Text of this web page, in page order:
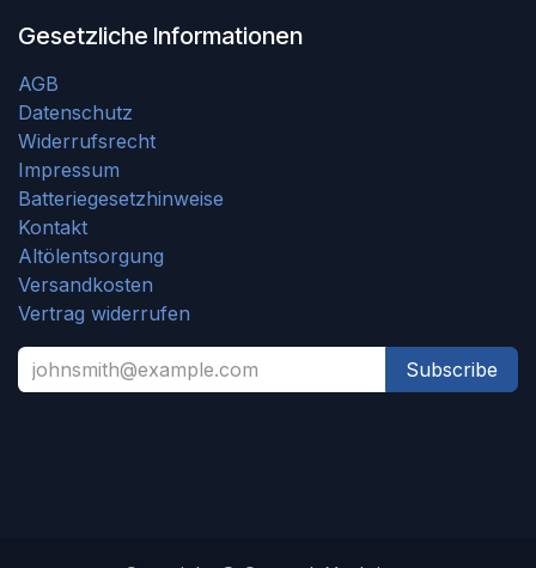
Gesetzliche Informationen
AGB
Datenschutz
Widerrufsrecht
Impressum
Batteriegesetzhinweise
Kontakt
Altölentsorgung
Versandkosten
Vertrag widerrufen
Subscribe